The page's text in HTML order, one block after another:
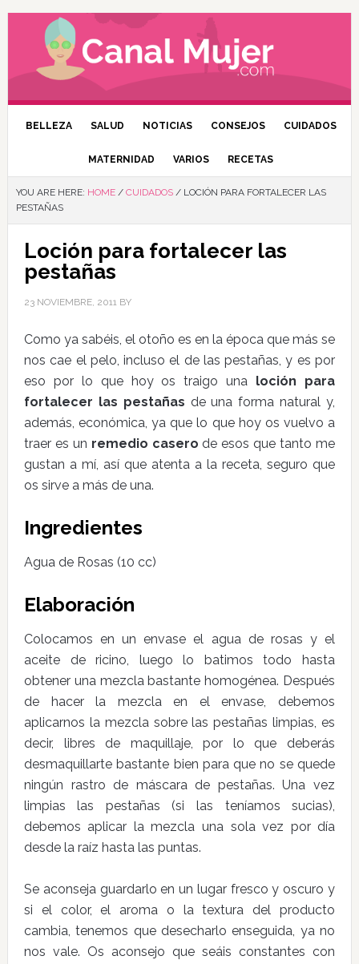
BELLEZA SALUD NOTICIAS CONSEJOS CUIDADOS
MATERNIDAD VARIOS RECETAS
YOU ARE HERE: HOME / CUIDADOS /LOCIÓN PARA FORTALECER LAS
PESTAÑAS
Loción para fortalecer las
pestañas
23 NOVIEMBRE, 2011BY
Como ya sabéis, el otoño es en la época que más se
nos cae el pelo, incluso el de las pestañas, y es por
eso por lo que hoy os traigo una loción para
fortalecer las pestañas de una forma natural y,
además, económica, ya que lo que hoy os vuelvo a
traer es un remedio casero de esos que tanto me
gustan a mí, así que atenta a la receta, seguro que
os sirve a más de una.
Ingredientes
Agua de Rosas (10 cc)
Elaboración
Colocamos en un envase el agua de rosas y el
aceite de ricino, luego lo batimos todo hasta
obtener una mezcla bastante homogénea. Después
de hacer la mezcla en el envase, debemos
aplicarnos la mezcla sobre las pestañas limpias, es
decir, libres de maquillaje, por lo que deberás
desmaquillarte bastante bien para que no se quede
ningún rastro de máscara de pestañas. Una vez
limpias las pestañas (si las teníamos sucias),
debemos aplicar la mezcla una sola vez por día
desde la raíz hasta las puntas.
Se aconseja guardarlo en un lugar fresco y oscuro y
si el color, el aroma o la textura del producto
cambia, tenemos que desecharlo enseguida, ya no
nos vale. Os aconsejo que seáis constantes con